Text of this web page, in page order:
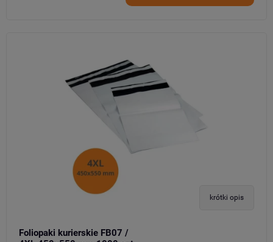
krótki opis
Foliopaki kurierskie FB07 /